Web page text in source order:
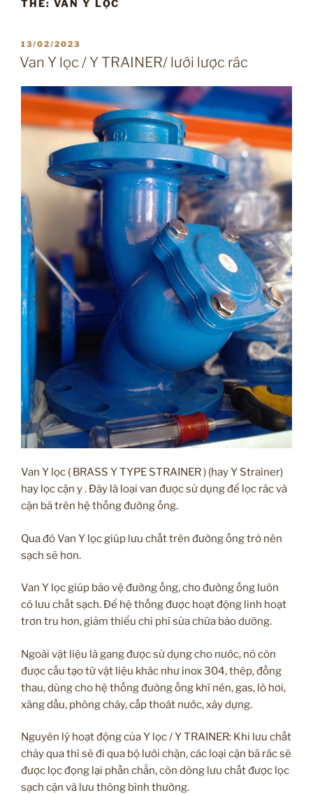
THẺ: VAN Y LỌC
ĐĂNG
TRONG
13/02/2023
Van Y lọc / Y TRAINER/ lưới lược rác
Van Y lọc ( BRASS Y TYPE STRAINER ) (hay Y Strainer)
hay lọc cặn y . Đây là loại van được sử dụng để lọc rác và
cặn bã trên hệ thống đường ống.
Qua đó Van Y lọc giúp lưu chất trên đường ống trở nên
sạch sẽ hơn.
Van Y lọc giúp bảo vệ đường ống, cho đường ống luôn
có lưu chất sạch. Để hệ thống được hoạt động linh hoạt
trơn tru hơn, giảm thiểu chi phí sửa chữa bảo dưỡng.
Ngoài vật liệu là gang được sử dụng cho nước, nó còn
được cấu tạo từ vật liệu khác như inox 304, thép, đồng
thau, dùng cho hệ thống đường ống khí nén, gas, lò hơi,
xăng dầu, phòng cháy, cấp thoát nước, xây dựng.
Nguyên lý hoạt động của Y lọc / Y TRAINER: Khi lưu chất
chảy qua thì sẽ đi qua bộ lưới chặn, các loại cặn bã rác sẽ
được lọc đọng lại phần chắn, còn dòng lưu chất được lọc
sạch cặn và lưu thông bình thường.